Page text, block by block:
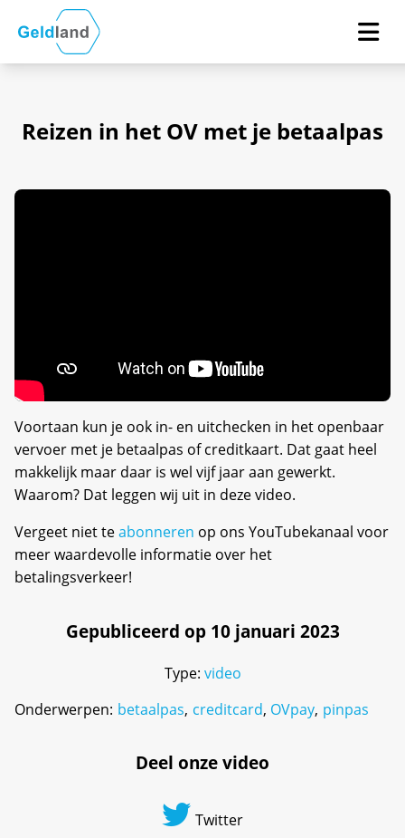
Reizen in het OV met je betaalpas
Voortaan kun je ook in- en uitchecken in het openbaar
vervoer met je betaalpas of creditkaart. Dat gaat heel
makkelijk maar daar is wel vijf jaar aan gewerkt.
Waarom? Dat leggen wij uit in deze video.
Vergeet niet teabonneren op ons YouTubekanaal voor
meer waardevolle informatie over het
betalingsverkeer!
Gepubliceerd op 10 januari 2023
Type: video
Onderwerpen: betaalpas, creditcard, OVpay, pinpas
Deel onze video
Twitter